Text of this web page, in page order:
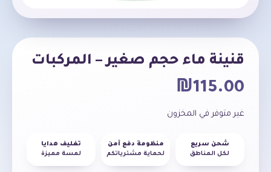
قنينة ماء حجم صغير – المركبات
₪115.00
غير متوفر في المخزون
شحن سريع
لكل المناطق
منظومة دفع آمن
لحماية مشترياتكم
تغليف هدايا
لمسة مميزة